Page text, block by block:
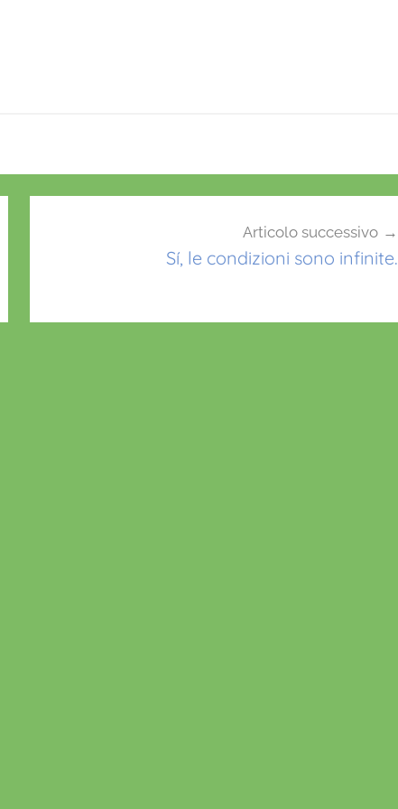
Articolo successivo
Sí, le condizioni sono infinite.